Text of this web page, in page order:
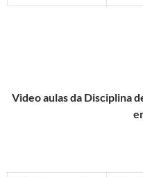
Video aulas da Disciplina